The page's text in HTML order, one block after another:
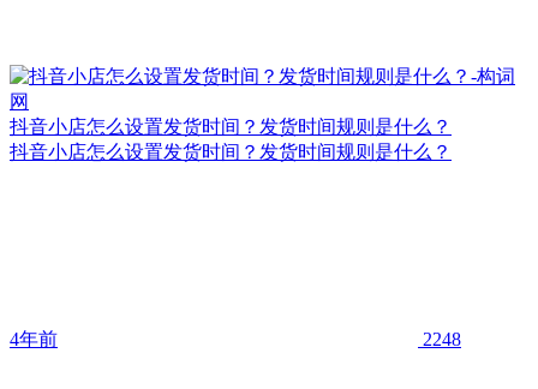
抖音小店怎么设置发货时间？发货时间规则是什么？
抖音小店怎么设置发货时间？发货时间规则是什么？
4年前 2248